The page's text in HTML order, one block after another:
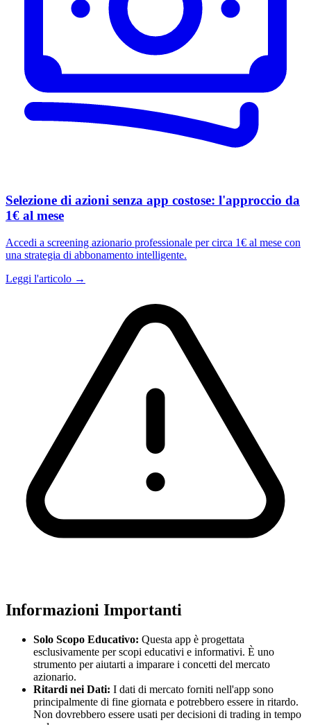
Selezione di azioni senza app costose: l'approccio da
1€ al mese
Accedi a screening azionario professionale per circa 1€ al mese con
una strategia di abbonamento intelligente.
Leggi l'articolo →
Informazioni Importanti
Solo Scopo Educativo: Questa app è progettata
esclusivamente per scopi educativi e informativi. È uno
strumento per aiutarti a imparare i concetti del mercato
azionario.
Ritardi nei Dati: I dati di mercato forniti nell'app sono
principalmente di fine giornata e potrebbero essere in ritardo.
Non dovrebbero essere usati per decisioni di trading in tempo